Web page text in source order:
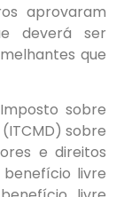
aprovaram
deverá ser
que
sobre
sobre
e direitos
livre